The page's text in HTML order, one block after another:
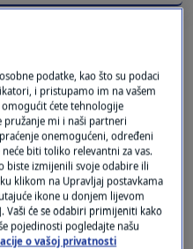
odlaze u povijest, evo što
banke moraju klijentima
za dopuštene minuse
o prešutnim
smo o čemu je riječ
podatke, kao što su podaci
i pristupamo im na vašem
ćete tehnologije
pružanje mi i naši partneri
onemogućeni, određeni
biti toliko relevantni za vas.
biste izmijenili svoje odabire ili
klikom na Upravljaj postavkama
ikone u donjem lijevom
Vaši će se odabiri primijeniti kako
pojedinosti pogledajte našu
o vašoj privatnosti